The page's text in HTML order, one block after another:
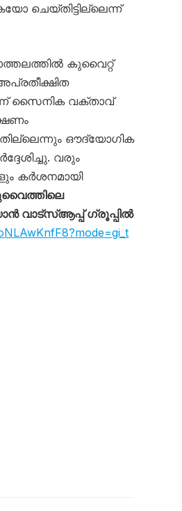
ചെയ്തിട്ടില്ലെന്ന്
കുവൈറ്റ്
സൈനിക വക്താവ്
ഔദ്യോഗിക
വരും
കർശനമായി
വാട്സ്ആപ്പ് ഗ്രൂപ്പിൽ